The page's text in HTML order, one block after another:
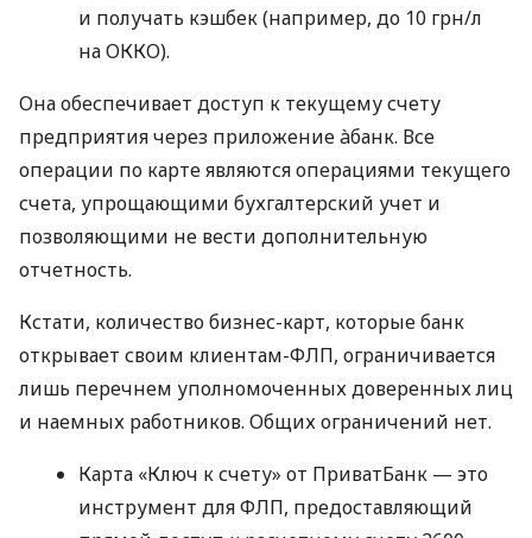
и получать кэшбек (например, до 10 грн/л
на ОККО).
Она обеспечивает доступ к текущему счету
предприятия через приложение àбанк. Все
операции по карте являются операциями текущего
счета, упрощающими бухгалтерский учет и
позволяющими не вести дополнительную
отчетность.
Кстати, количество бизнес-карт, которые банк
открывает своим клиентам-ФЛП, ограничивается
лишь перечнем уполномоченных доверенных лиц
и наемных работников. Общих ограничений нет.
Карта «Ключ к счету» от ПриватБанк — это
инструмент для ФЛП, предоставляющий